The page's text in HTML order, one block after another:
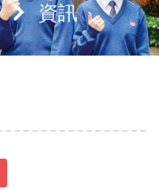
資訊